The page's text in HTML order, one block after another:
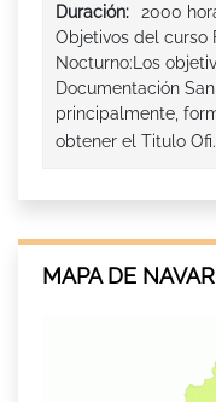
Duración:
2000
Objetivos del curso
Nocturno:Los
Documentación
principalmente,
obtener el Titulo
MAPA DE